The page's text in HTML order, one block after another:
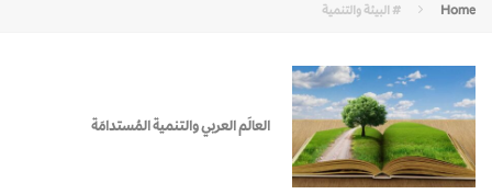
Home # البيئة والتنمية
العالَم العربي والتنمية المُستدامَة